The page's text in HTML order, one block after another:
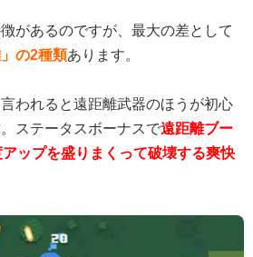
があるのですが、最大の差として
の2種類あります。
われると遠距離武器のほうが初心
ステータスボーナスで遠距離ブー
ップを盛りまくって破壊する爽快